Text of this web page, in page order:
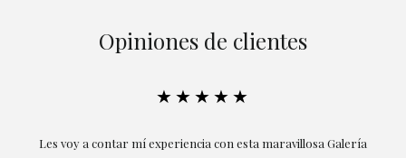
Opiniones de clientes
★★★★★
Excepcional. María me ha acompañado en todo momento en